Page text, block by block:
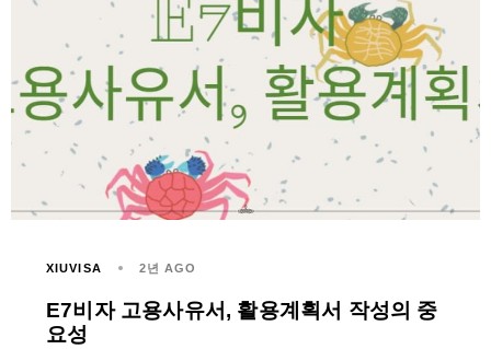
XIUVISA 2년 AGO
E7비자 고용사유서, 활용계획서 작성의 중
요성